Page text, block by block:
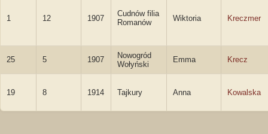
1 12 1907
Cudnów filia
Romanów
Wiktoria Kreczmer
25 5 1907
Nowogród
Wołyński
Emma Krecz
19 8 1914 Tajkury Anna Kowalska